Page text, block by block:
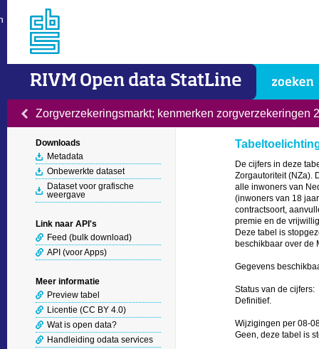
RIVM Open data StatLine
Zorgverzekeringsmarkt; kenmerken zorgverzekeringen
De cijfers in deze
Zorgautoriteit (NZa).
alle inwoners van
(inwoners van 18
contractsoort,
premie en de
Deze tabel is
beschikbaar over de
Gegevens
Status van de cijfers:
Definitief.
Wijzigingen per 08-
Geen, deze tabel is
Downloads
Metadata
Onbewerkte dataset
Dataset voor grafische
weergave
Link naar API's
Feed (bulk download)
API (voor Apps)
Meer informatie
Preview tabel
Licentie (CC BY 4.0)
Wat is open data?
Handleiding odata services